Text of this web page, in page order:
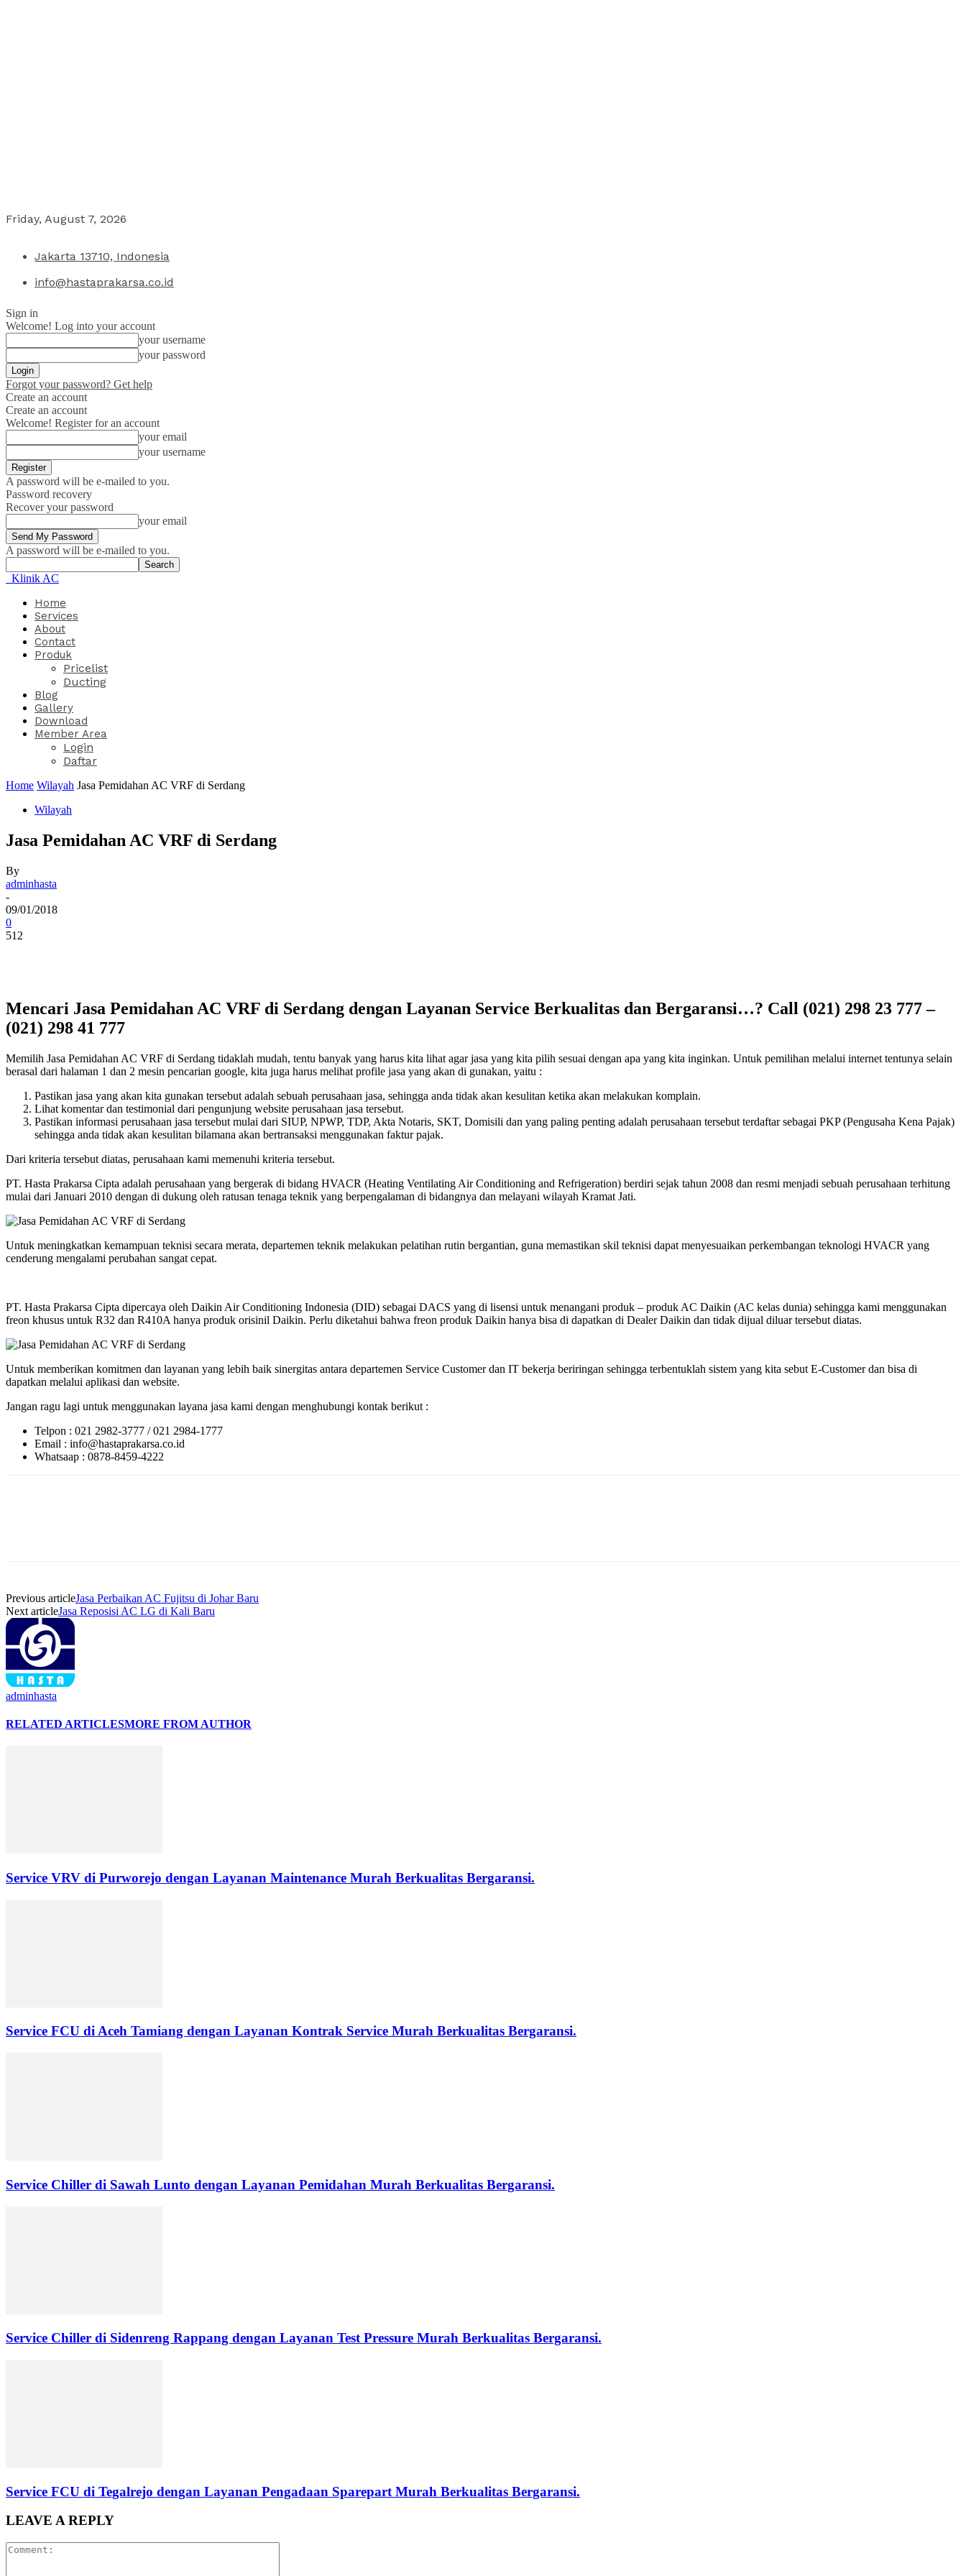
Friday, August 7, 2026
Jakarta 13710, Indonesia
info@hastaprakarsa.co.id
Sign in
Welcome! Log into your account
your username
your password
Forgot your password? Get help
Create an account
Create an account
Welcome! Register for an account
your email
your username
A password will be e-mailed to you.
Password recovery
Recover your password
your email
A password will be e-mailed to you.
Klinik AC
Home
Services
About
Contact
Produk
Pricelist
Ducting
Blog
Gallery
Download
Member Area
Login
Daftar
Home Wilayah Jasa Pemidahan AC VRF di Serdang
Wilayah
Jasa Pemidahan AC VRF di Serdang
By
adminhasta
-
09/01/2018
0
512
Mencari Jasa Pemidahan AC VRF di Serdang dengan Layanan Service Berkualitas dan Bergaransi…? Call (021) 298 23 777 –
(021) 298 41 777
Memilih Jasa Pemidahan AC VRF di Serdang tidaklah mudah, tentu banyak yang harus kita lihat agar jasa yang kita pilih sesuai dengan apa yang kita inginkan. Untuk pemilihan melalui internet tentunya selain
berasal dari halaman 1 dan 2 mesin pencarian google, kita juga harus melihat profile jasa yang akan di gunakan, yaitu :
Pastikan jasa yang akan kita gunakan tersebut adalah sebuah perusahaan jasa, sehingga anda tidak akan kesulitan ketika akan melakukan komplain.
Lihat komentar dan testimonial dari pengunjung website perusahaan jasa tersebut.
Pastikan informasi perusahaan jasa tersebut mulai dari SIUP, NPWP, TDP, Akta Notaris, SKT, Domisili dan yang paling penting adalah perusahaan tersebut terdaftar sebagai PKP (Pengusaha Kena Pajak)
sehingga anda tidak akan kesulitan bilamana akan bertransaksi menggunakan faktur pajak.
Dari kriteria tersebut diatas, perusahaan kami memenuhi kriteria tersebut.
PT. Hasta Prakarsa Cipta adalah perusahaan yang bergerak di bidang HVACR (Heating Ventilating Air Conditioning and Refrigeration) berdiri sejak tahun 2008 dan resmi menjadi sebuah perusahaan terhitung
mulai dari Januari 2010 dengan di dukung oleh ratusan tenaga teknik yang berpengalaman di bidangnya dan melayani wilayah Kramat Jati.
Untuk meningkatkan kemampuan teknisi secara merata, departemen teknik melakukan pelatihan rutin bergantian, guna memastikan skil teknisi dapat menyesuaikan perkembangan teknologi HVACR yang
cenderung mengalami perubahan sangat cepat.
PT. Hasta Prakarsa Cipta dipercaya oleh Daikin Air Conditioning Indonesia (DID) sebagai DACS yang di lisensi untuk menangani produk – produk AC Daikin (AC kelas dunia) sehingga kami menggunakan
freon khusus untuk R32 dan R410A hanya produk orisinil Daikin. Perlu diketahui bahwa freon produk Daikin hanya bisa di dapatkan di Dealer Daikin dan tidak dijual diluar tersebut diatas.
Untuk memberikan komitmen dan layanan yang lebih baik sinergitas antara departemen Service Customer dan IT bekerja beriringan sehingga terbentuklah sistem yang kita sebut E-Customer dan bisa di
dapatkan melalui aplikasi dan website.
Jangan ragu lagi untuk menggunakan layana jasa kami dengan menghubungi kontak berikut :
Telpon : 021 2982-3777 / 021 2984-1777
Email : info@hastaprakarsa.co.id
Whatsaap : 0878-8459-4222
Previous articleJasa Perbaikan AC Fujitsu di Johar Baru
Next articleJasa Reposisi AC LG di Kali Baru
adminhasta
RELATED ARTICLESMORE FROM AUTHOR
Service VRV di Purworejo dengan Layanan Maintenance Murah Berkualitas Bergaransi.
Service FCU di Aceh Tamiang dengan Layanan Kontrak Service Murah Berkualitas Bergaransi.
Service Chiller di Sawah Lunto dengan Layanan Pemidahan Murah Berkualitas Bergaransi.
Service Chiller di Sidenreng Rappang dengan Layanan Test Pressure Murah Berkualitas Bergaransi.
Service FCU di Tegalrejo dengan Layanan Pengadaan Sparepart Murah Berkualitas Bergaransi.
LEAVE A REPLY